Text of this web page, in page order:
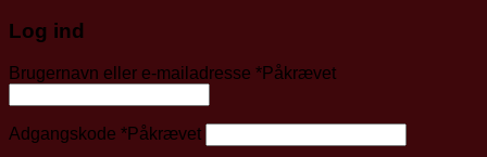
Log ind
Brugernavn eller e-mailadresse *Påkrævet
Adgangskode *Påkrævet